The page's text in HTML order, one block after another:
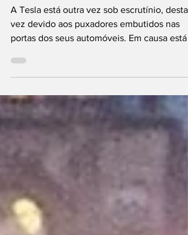
portas investigados
A Tesla está outra vez sob escrutínio, desta
vez devido aos puxadores embutidos nas
portas dos seus automóveis. Em causa está